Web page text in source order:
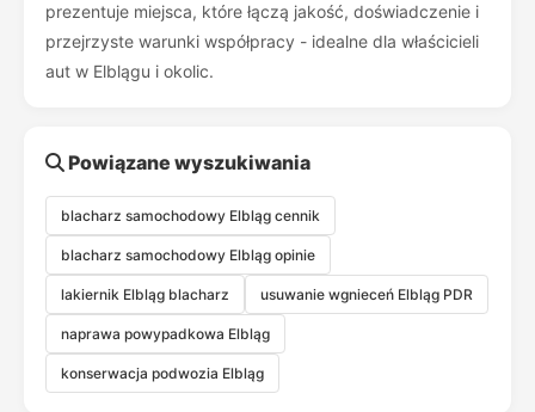
prezentuje miejsca, które łączą jakość, doświadczenie i
przejrzyste warunki współpracy - idealne dla właścicieli
aut w Elblągu i okolic.
Powiązane wyszukiwania
blacharz samochodowy Elbląg cennik
blacharz samochodowy Elbląg opinie
lakiernik Elbląg blacharz usuwanie wgnieceń Elbląg PDR
naprawa powypadkowa Elbląg
konserwacja podwozia Elbląg